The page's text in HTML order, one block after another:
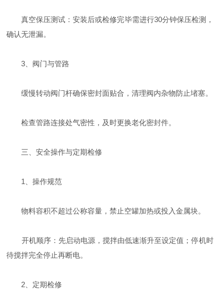
真空保压测试：安装后或检修完毕需进行30分钟保压检测，
确认无泄漏。
‌3、阀门与管路‌
缓慢转动阀门杆确保密封面贴合，清理阀内杂物防止堵塞。
检查管路连接处气密性，及时更换老化密封件。
三、安全操作与定期检修
‌1、操作规范‌
物料容积不超过公称容量，禁止空罐加热或投入金属块。
开机顺序：先启动电源，搅拌由低速渐升至设定值；停机时
待搅拌完全停止再断电。
‌2、定期检修‌